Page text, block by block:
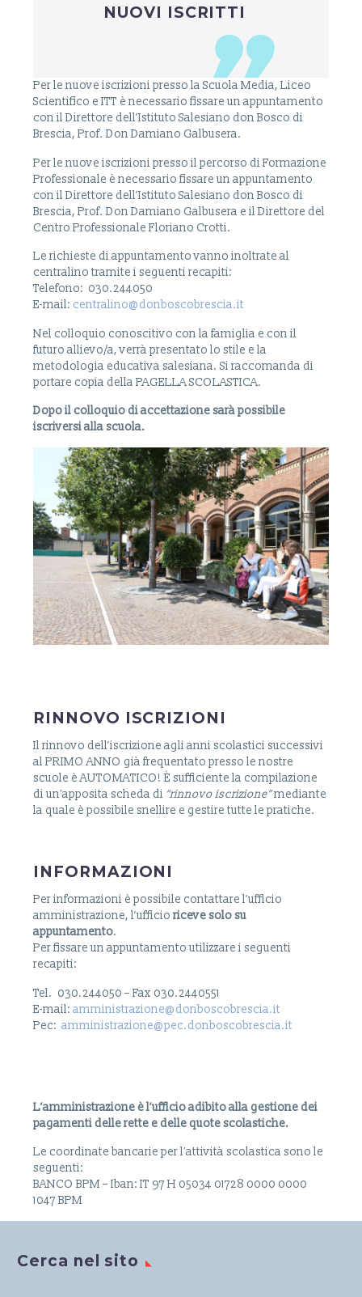
NUOVI ISCRITTI
Per le nuove iscrizioni presso la Scuola Media, Liceo
Scientifico e ITT è necessario fissare un appuntamento
con il Direttore dell’Istituto Salesiano don Bosco di
Brescia, Prof. Don Damiano Galbusera.
Per le nuove iscrizioni presso il percorso di Formazione
Professionale è necessario fissare un appuntamento
con il Direttore dell’Istituto Salesiano don Bosco di
Brescia, Prof. Don Damiano Galbusera e il Direttore del
Centro Professionale Floriano Crotti.
Le richieste di appuntamento vanno inoltrate al
centralino tramite i seguenti recapiti:
Telefono: 030.244050
E-mail: centralino@donboscobrescia.it
Nel colloquio conoscitivo con la famiglia e con il
futuro allievo/a, verrà presentato lo stile e la
metodologia educativa salesiana. Si raccomanda di
portare copia della PAGELLA SCOLASTICA.
Dopo il colloquio di accettazione sarà possibile
iscriversi alla scuola.
RINNOVO ISCRIZIONI
Il rinnovo dell’iscrizione agli anni scolastici successivi
al PRIMO ANNO già frequentato presso le nostre
scuole è AUTOMATICO! È sufficiente la compilazione
di un′apposita scheda di “rinnovo iscrizione”mediante
la quale è possibile snellire e gestire tutte le pratiche.
INFORMAZIONI
Per informazioni è possibile contattare l’ufficio
amministrazione, l’ufficio riceve solo su
appuntamento.
Per fissare un appuntamento utilizzare i seguenti
recapiti:
Tel. 030.244050 – Fax 030.2440551
E-mail: amministrazione@donboscobrescia.it
Pec: amministrazione@pec.donboscobrescia.it
L’amministrazione è l’ufficio adibito alla gestione dei
pagamenti delle rette e delle quote scolastiche.
Le coordinate bancarie per l′attività scolastica sono le
seguenti:
BANCO BPM – Iban: IT 97 H 05034 01728 0000 0000
1047 BPM
Cerca nel sito